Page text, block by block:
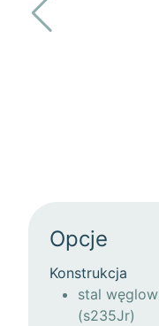
Opcje
Konstrukcja
stal
(s235Jr)